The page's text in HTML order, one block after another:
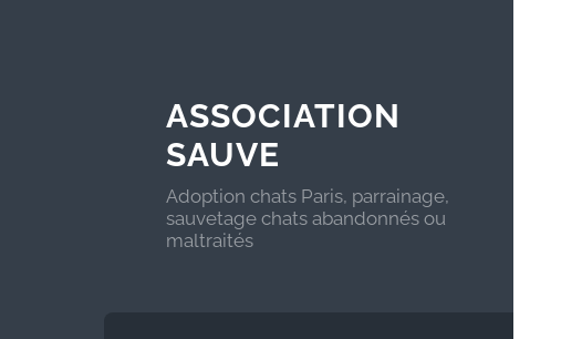
ASSOCIATION
SAUVE
Adoption chats Paris, parrainage,
sauvetage chats abandonnés ou
maltraités